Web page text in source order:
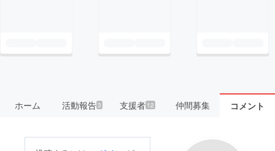
ホーム 活動報告3 支援者 12 仲間募集 コメント